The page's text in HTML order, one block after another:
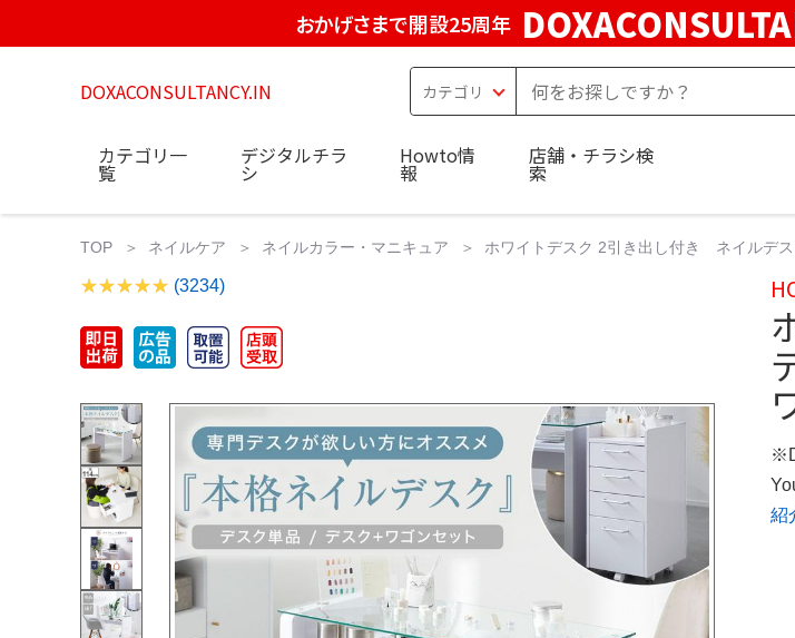
おかげさまで開設25周年
DOXACONSULTANCY.IN
カテゴリ一
覧
デジタルチラ
シ
Howto情
報
店舗・チラシ検
索
TOP ネイルケア ネイルカラー・マニキュア ホワイトデスク 2引き出し付き ネイルデ
(3234)
紹